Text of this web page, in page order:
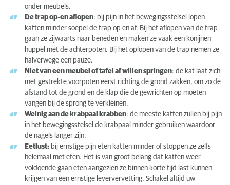
onder meubels.
De trap op-en aflopen: bij pijn in het bewegingsstelsel lopen
katten minder soepel de trap op en af. Bij het aflopen van de trap
gaan ze zijwaarts naar beneden en maken ze vaak een konijnen-
huppel met de achterpoten. Bij het oplopen van de trap nemen ze
halverwege een pauze.
Niet van een meubel of tafel af willen springen: de kat laat zich
met gestrekte voorpoten eerst richting de grond zakken, om zo de
afstand tot de grond en de klap die de gewrichten op moeten
vangen bij de sprong te verkleinen.
Weinig aan de krabpaal krabben: de meeste katten zullen bij pijn
in het bewegingsstelsel de krabpaal minder gebruiken waardoor
de nagels langer zijn.
Eetlust: bij ernstige pijn eten katten minder of stoppen ze zelfs
helemaal met eten. Het is van groot belang dat katten weer
voldoende gaan eten aangezien ze binnen korte tijd last kunnen
krijgen van een ernstige leververvetting. Schakel altijd uw